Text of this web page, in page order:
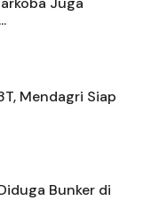
Mendagri Siap
Bunker di